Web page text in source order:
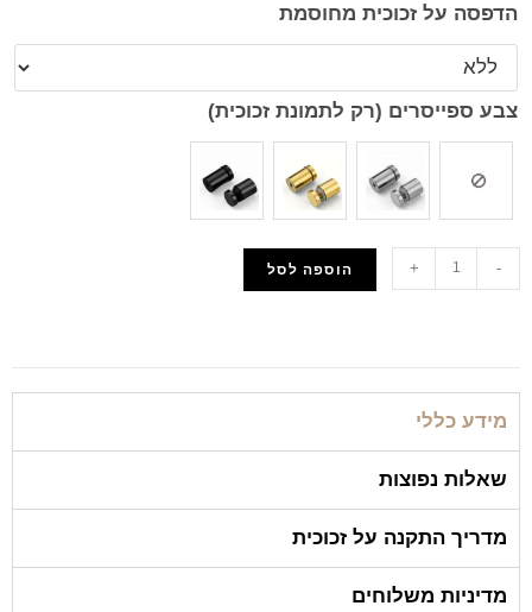
הדפסה על זכוכית מחוסמת
צבע ספייסרים (רק לתמונת זכוכית)
-
+ הוספה לסל
מידע כללי
שאלות נפוצות
מדריך התקנה על זכוכית
מדיניות משלוחים